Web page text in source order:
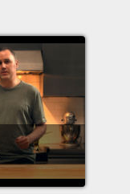
cue, which is
a
finally, a
that
big
about